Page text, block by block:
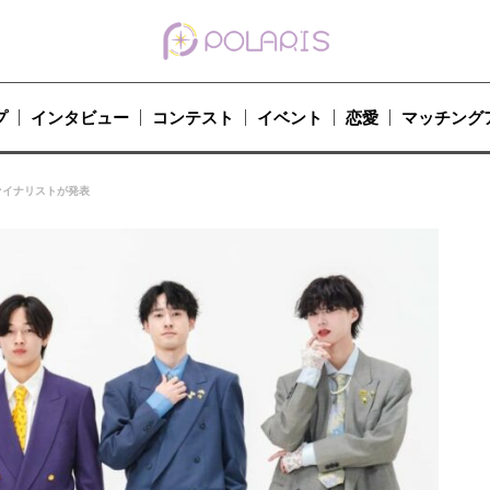
インタビュー コンテスト イベント 恋愛 マッチング
ナリストが発表